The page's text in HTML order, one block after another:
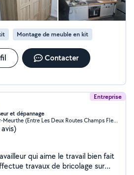
Montage de meuble en kit
Contacter
Entreprise
et dépannage
Dombasle-sur-Meurthe (Entre Les Deux Routes Champs Fleuris)
qui aime le travail bien fait
travaux de bricolage sur